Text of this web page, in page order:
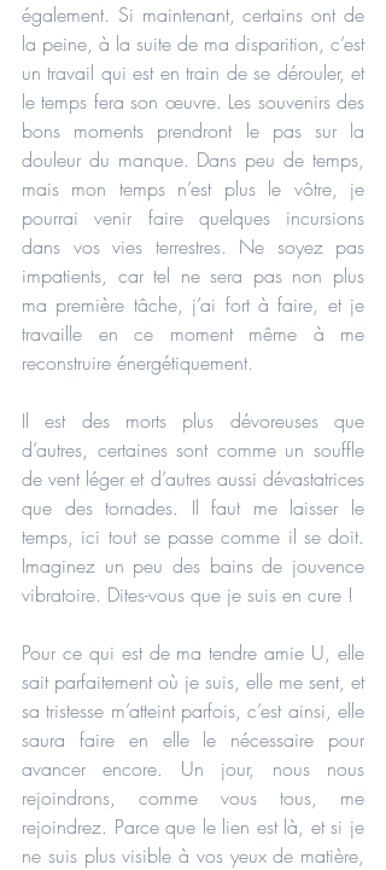
également. Si maintenant, certains ont de
la peine, à la suite de ma disparition, c’est
un travail qui est en train de se dérouler, et
le temps fera son œuvre. Les souvenirs des
bons moments prendront le pas sur la
douleur du manque. Dans peu de temps,
mais mon temps n’est plus le vôtre, je
pourrai venir faire quelques incursions
dans vos vies terrestres. Ne soyez pas
impatients, car tel ne sera pas non plus
ma première tâche, j’ai fort à faire, et je
travaille en ce moment même à me
reconstruire énergétiquement.
Il est des morts plus dévoreuses que
d’autres, certaines sont comme un souffle
de vent léger et d’autres aussi dévastatrices
que des tornades. Il faut me laisser le
temps, ici tout se passe comme il se doit.
Imaginez un peu des bains de jouvence
vibratoire. Dites-vous que je suis en cure !
Pour ce qui est de ma tendre amie U, elle
sait parfaitement où je suis, elle me sent, et
sa tristesse m’atteint parfois, c’est ainsi, elle
saura faire en elle le nécessaire pour
avancer encore. Un jour, nous nous
rejoindrons, comme vous tous, me
rejoindrez. Parce que le lien est là, et si je
ne suis plus visible à vos yeux de matière,